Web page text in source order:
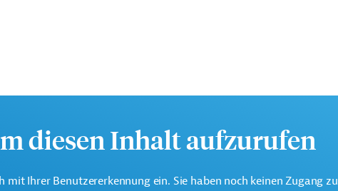
diesen Inhalt aufzurufen
Ihrer Benutzererkennung ein. Sie haben noch keinen Zugang zu